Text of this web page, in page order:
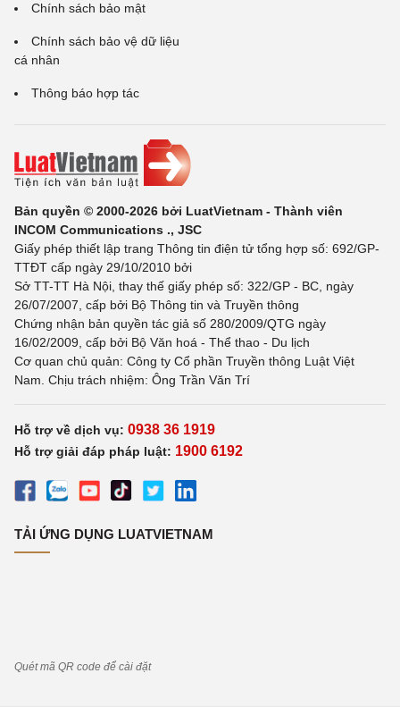
Chính sách bảo mật
Chính sách bảo vệ dữ liệu
cá nhân
Thông báo hợp tác
Bản quyền © 2000-2026 bởi LuatVietnam - Thành viên
INCOM Communications ., JSC
Giấy phép thiết lập trang Thông tin điện tử tổng hợp số: 692/GP-
TTĐT cấp ngày 29/10/2010 bởi
Sở TT-TT Hà Nội, thay thế giấy phép số: 322/GP - BC, ngày
26/07/2007, cấp bởi Bộ Thông tin và Truyền thông
Chứng nhận bản quyền tác giả số 280/2009/QTG ngày
16/02/2009, cấp bởi Bộ Văn hoá - Thể thao - Du lịch
Cơ quan chủ quản: Công ty Cổ phần Truyền thông Luật Việt
Nam. Chịu trách nhiệm: Ông Trần Văn Trí
Hỗ trợ về dịch vụ: 0938 36 1919
Hỗ trợ giải đáp pháp luật: 1900 6192
TẢI ỨNG DỤNG LUATVIETNAM
Quét mã QR code để cài đặt